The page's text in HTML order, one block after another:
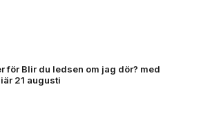
för Blir du ledsen om jag dör? med
21 augusti